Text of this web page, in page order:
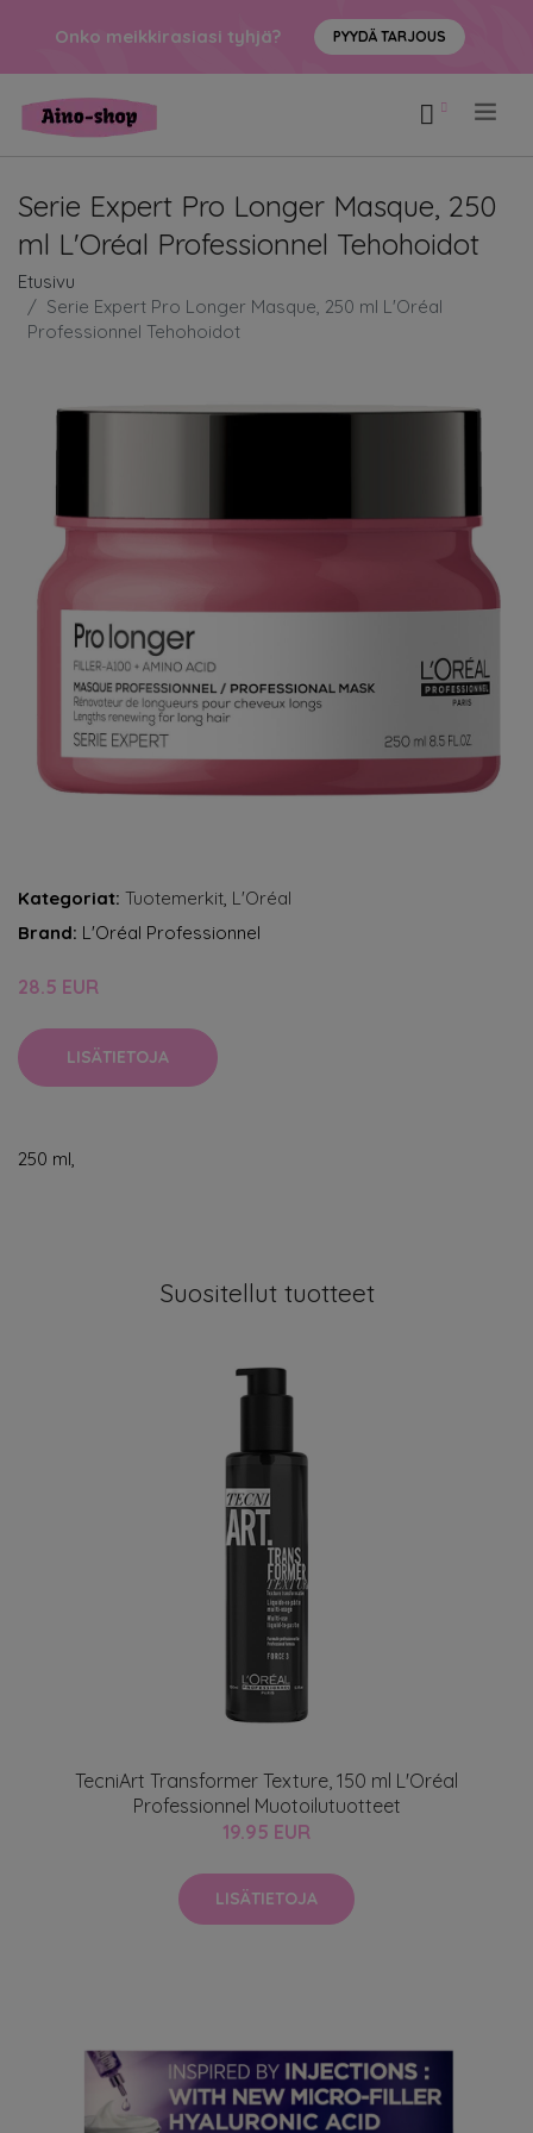
Onko meikkirasiasi tyhjä? PYYDÄ TARJOUS
Serie Expert Pro Longer Masque, 250
ml L'Oréal Professionnel Tehohoidot
Etusivu
Serie Expert Pro Longer Masque, 250 ml L'Oréal
Professionnel Tehohoidot
Kategoriat: Tuotemerkit, L'Oréal
Brand: L'Oréal Professionnel
28.5 EUR
LISÄTIETOJA
250 ml,
Suositellut tuotteet
TecniArt Transformer Texture, 150 ml L'Oréal
Professionnel Muotoilutuotteet
19.95 EUR
LISÄTIETOJA